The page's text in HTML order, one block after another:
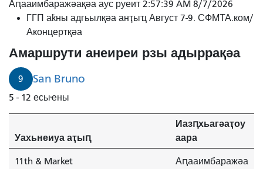
9
Сан
Бруно
Фери
Плазаҟа
иаауеит.
Аԥааимбаражәақәа аус руеит 2:57:39 AM 8/7/2026
ГГП аҟны адгьылқәа анҭыҵ Август 7-9. СФМТА.ком/
Аконцертқәа
Амаршрути анеиреи рзы адыррақәа
9 San Bruno
5 - 12 есыҽны
Уахьнеиуа аҭыԥ
Иазԥхьагәаҭоу
аара
11th & Market
Аԥааимбаражәа